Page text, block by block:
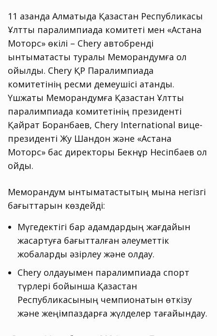
11 қазанда Алматыда Қазақстан Республикасы
Ұлттық паралимпиада комитеті мен «Астана
Моторс» өкілі – Chery автобренді
ынтымақтастық туралы Меморандумға қол
қойылды. Chery ҚР Паралимпиада
комитетінің ресми демеушісі атанды.
Үшжақты Меморандумға Қазақстан Ұлттық
паралимпиада комитетінің президенті
Қайрат Боранбаев, Chery International вице-
президенті Жу Шандон және «Астана
Моторс» бас директоры Бекнұр Несіпбаев қол
қойды.
Меморандум ынтымақтастықтың мына негізгі
бағыттарын көздейді:
Мүгедектігі бар адамдардың жағдайын
жақсартуға бағытталған әлеуметтік
жобаларды әзірлеу және қолдау.
Chery қолдауымен паралимпиада спорт
түрлері бойынша Қазақстан
Республикасының чемпионатын өткізу
және жеңімпаздарға жүлделер тағайындау.